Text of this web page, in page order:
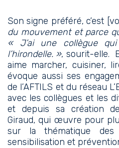
Son signe préféré, c’est
du mouvement et parce
« J’ai une collègue
l’hirondelle. », sourit-elle.
aime marcher, cuisiner,
évoque aussi ses
de l’AFTILS et du réseau
avec les collègues et les
et depuis sa création
Giraud, qui œuvre pour
sur la thématique des
sensibilisation et